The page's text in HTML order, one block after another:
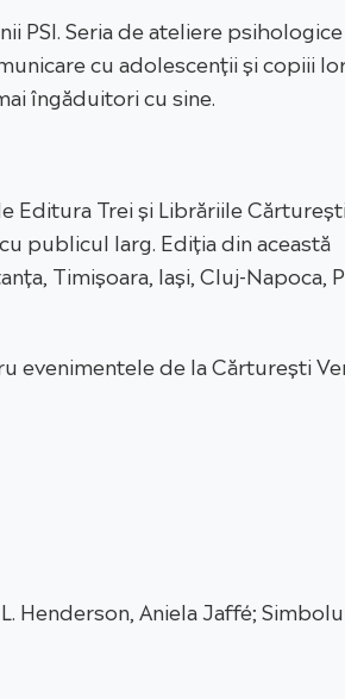
PSI. Seria de ateliere psihologice
cu adolescenții și copiii
îngăduitori cu sine.
Editura Trei și Librăriile
publicul larg. Ediția din această
Timișoara, Iași, Cluj-Napoca,
evenimentele de la Cărturești
Henderson, Aniela Jaffé;